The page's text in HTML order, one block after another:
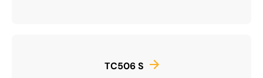
TC506 S